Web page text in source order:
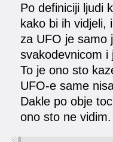
Po definiciji ljudi
kako bi ih vidjeli,
za UFO je samo
svakodevnicom i
To je ono sto
UFO-e same
Dakle po obje
ono sto ne vidim.